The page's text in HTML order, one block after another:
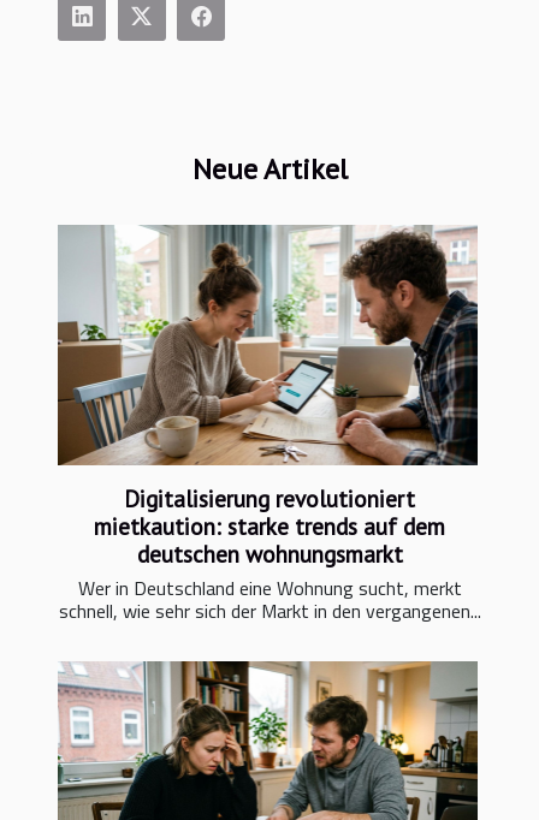
Neue Artikel
Digitalisierung revolutioniert
mietkaution: starke trends auf dem
deutschen wohnungsmarkt
Wer in Deutschland eine Wohnung sucht, merkt
schnell, wie sehr sich der Markt in den vergangenen...